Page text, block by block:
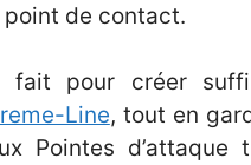
de contact.
fait pour créer
Line, tout en
Pointes